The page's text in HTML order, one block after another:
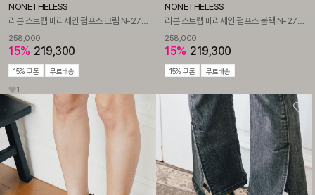
NONETHELESS
리본 스트랩 메리제인 펌프스 크림 N-276/CR
258,000
15% 219,300
15% 쿠폰 무료배송
1
NONETHELESS
리본 스트랩 메리제인 펌프스 블랙 N-276/BK
258,000
15% 219,300
15% 쿠폰 무료배송